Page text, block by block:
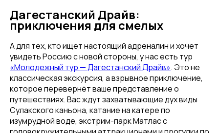
Дагестанский Драйв:
приключения для смелых
А для тех, кто ищет настоящий адреналин и хочет
увидеть Россию с новой стороны, у нас есть тур
«Молодежный тур — Дагестанский Драйв». Это не
классическая экскурсия, а взрывное приключение,
которое перевернёт ваше представление о
путешествиях. Вас ждут захватывающие дух виды
Сулакского каньона, катание на катере по
изумрудной воде, экстрим-парк Матлас с